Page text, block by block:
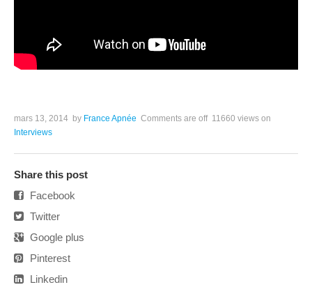
mars 13, 2014 by France Apnée Comments are off 11660 views on
Interviews
Share this post
Facebook
Twitter
Google plus
Pinterest
Linkedin